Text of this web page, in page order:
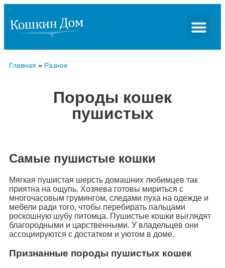
Главная » Разное
Породы кошек
пушистых
Самые пушистые кошки
Мягкая пушистая шерсть домашних любимцев так
приятна на ощупь. Хозяева готовы мириться с
многочасовым грумингом, следами пуха на одежде и
мебели ради того, чтобы перебирать пальцами
роскошную шубу питомца. Пушистые кошки выглядят
благородными и царственными. У владельцев они
ассоциируются с достатком и уютом в доме.
Признанные породы пушистых кошек